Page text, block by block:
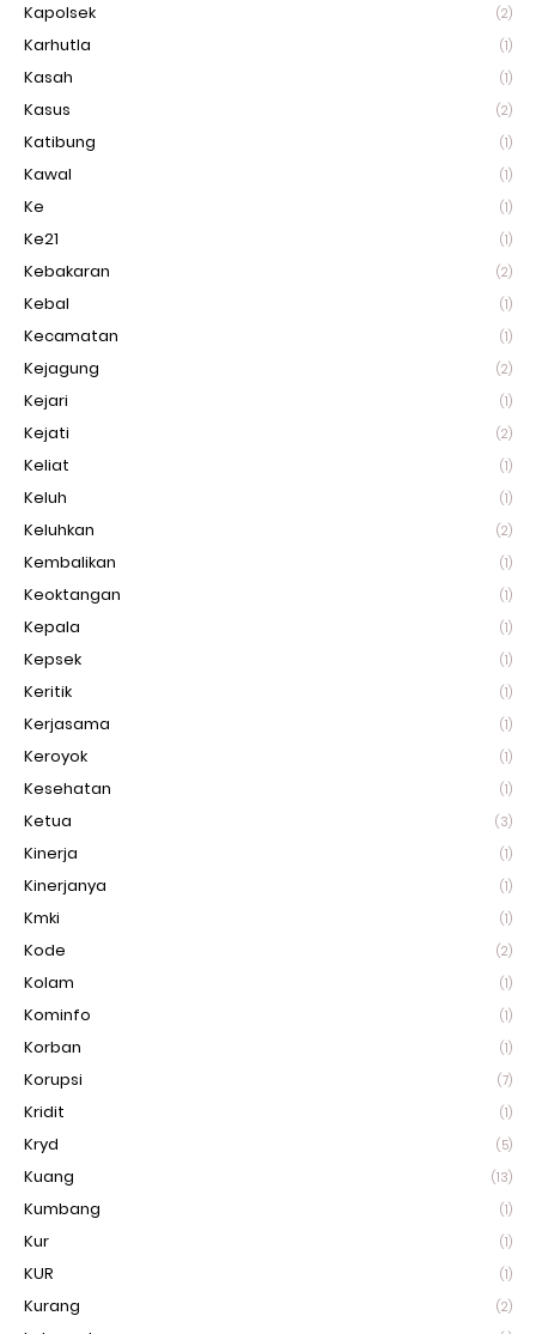
Kapolsek (2)
Karhutla (1)
Kasah (1)
Kasus (2)
Katibung (1)
Kawal (1)
Ke (1)
Ke21 (1)
Kebakaran (2)
Kebal (1)
Kecamatan (1)
Kejagung (2)
Kejari (1)
Kejati (2)
Keliat (1)
Keluh (1)
Keluhkan (2)
Kembalikan (1)
Keoktangan (1)
Kepala (1)
Kepsek (1)
Keritik (1)
Kerjasama (1)
Keroyok (1)
Kesehatan (1)
Ketua (3)
Kinerja (1)
Kinerjanya (1)
Kmki (1)
Kode (2)
Kolam (1)
Kominfo (1)
Korban (1)
Korupsi (7)
Kridit (1)
Kryd (5)
Kuang (13)
Kumbang (1)
Kur (1)
KUR (1)
Kurang (2)